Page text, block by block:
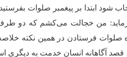
شود ابتدا بر پیغمبر صلوات
من خجالت می‌کشم که دو طرف
صلوات فرستادن در همین نکته
قصد آگاهانه انسان خدمت به